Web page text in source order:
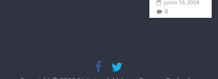
junio 16, 2024
0